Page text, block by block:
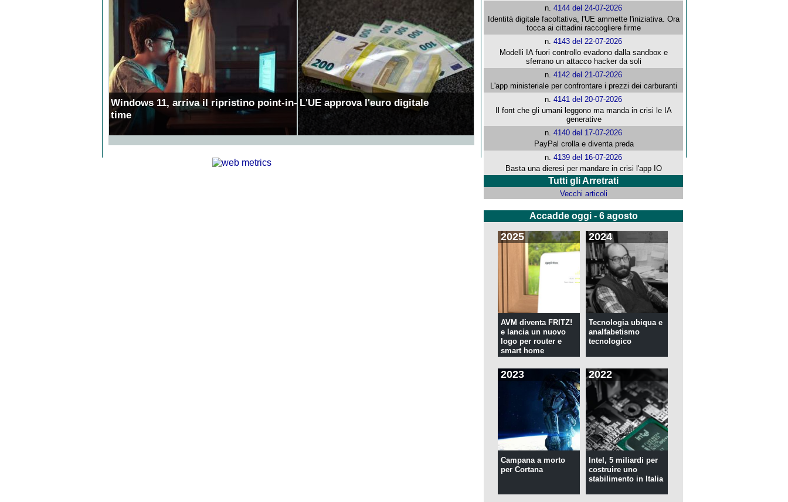
n.4144 del 24-07-2026
Identità digitale facoltativa, l'UE ammette l'iniziativa. Ora
tocca ai cittadini raccogliere firme
n.4143 del 22-07-2026
Modelli IA fuori controllo evadono dalla sandbox e
sferrano un attacco hacker da soli
n.4142 del 21-07-2026
L'app ministeriale per confrontare i prezzi dei carburanti
n.4141 del 20-07-2026
Il font che gli umani leggono ma manda in crisi le IA
generative
n.4140 del 17-07-2026
PayPal crolla e diventa preda
n.4139 del 16-07-2026
Basta una dieresi per mandare in crisi l'app IO
Tutti gli Arretrati
Vecchi articoli
Accadde oggi - 6 agosto
2025
AVM diventa FRITZ!
e lancia un nuovo
logo per router e
smart home
2024
Tecnologia ubiqua e
analfabetismo
tecnologico
2023
Campana a morto
per Cortana
2022
Intel, 5 miliardi per
costruire uno
stabilimento in Italia
Windows 11, arriva il ripristino point-in-
time
L'UE approva l'euro digitale